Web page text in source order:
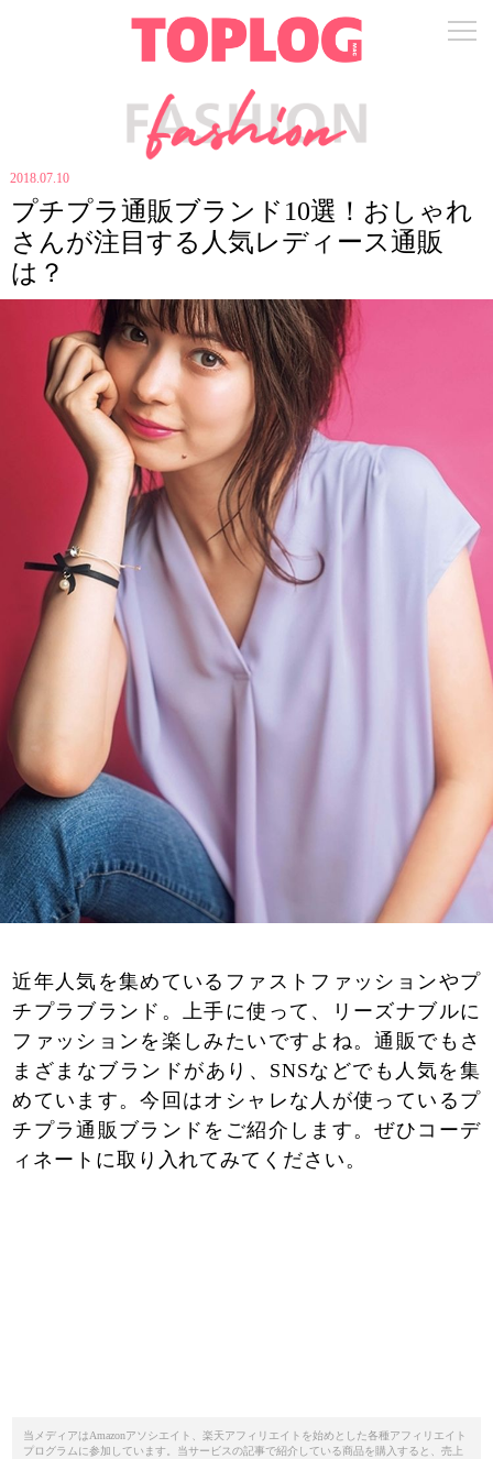
2018.07.10
プチプラ通販ブランド10選！おしゃれ
さんが注目する人気レディース通販
は？
近年人気を集めているファストファッションやプ
チプラブランド。上手に使って、リーズナブルに
ファッションを楽しみたいですよね。通販でもさ
まざまなブランドがあり、SNSなどでも人気を集
めています。今回はオシャレな人が使っているプ
チプラ通販ブランドをご紹介します。ぜひコーデ
ィネートに取り入れてみてください。
当メディアはAmazonアソシエイト、楽天アフィリエイトを始めとした各種アフィリエイト
プログラムに参加しています。当サービスの記事で紹介している商品を購入すると、売上